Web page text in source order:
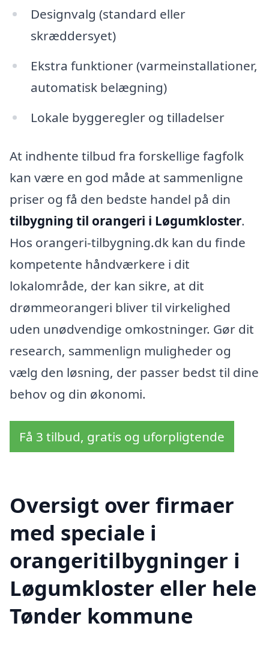
Designvalg (standard eller
skræddersyet)
Ekstra funktioner (varmeinstallationer,
automatisk belægning)
Lokale byggeregler og tilladelser
At indhente tilbud fra forskellige fagfolk
kan være en god måde at sammenligne
priser og få den bedste handel på din
tilbygning til orangeri i Løgumkloster.
Hos orangeri-tilbygning.dk kan du finde
kompetente håndværkere i dit
lokalområde, der kan sikre, at dit
drømmeorangeri bliver til virkelighed
uden unødvendige omkostninger. Gør dit
research, sammenlign muligheder og
vælg den løsning, der passer bedst til dine
behov og din økonomi.
Få 3 tilbud, gratis og uforpligtende
Oversigt over firmaer
med speciale i
orangeritilbygninger i
Løgumkloster eller hele
Tønder kommune